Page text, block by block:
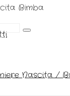
Bimba
Nascita /